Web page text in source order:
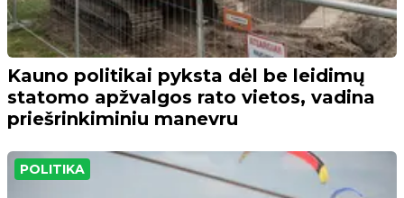
Kauno politikai pyksta dėl be leidimų
statomo apžvalgos rato vietos, vadina
priešrinkiminiu manevru
POLITIKA